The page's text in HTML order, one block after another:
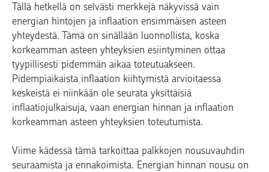
Tällä hetkellä on selvästi merkkejä näkyvissä vain
energian hintojen ja inflaation ensimmäisen asteen
yhteydestä. Tämä on sinällään luonnollista, koska
korkeamman asteen yhteyksien esiintyminen ottaa
tyypillisesti pidemmän aikaa toteutuakseen.
Pidempiaikaista inflaation kiihtymistä arvioitaessa
keskeistä ei niinkään ole seurata yksittäisiä
inflaatiojulkaisuja, vaan energian hinnan ja inflaation
korkeamman asteen yhteyksien toteutumista.
Viime kädessä tämä tarkoittaa palkkojen nousuvauhdin
seuraamista ja ennakoimista. Energian hinnan nousu on